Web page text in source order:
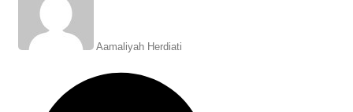
Aamaliyah Herdiati